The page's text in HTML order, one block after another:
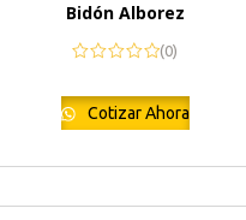
Bidón Alborez
(0)
Cotizar Ahora